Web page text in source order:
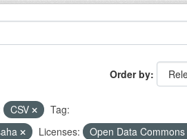
Order by
CSV
Tag:
Licenses: Open Data